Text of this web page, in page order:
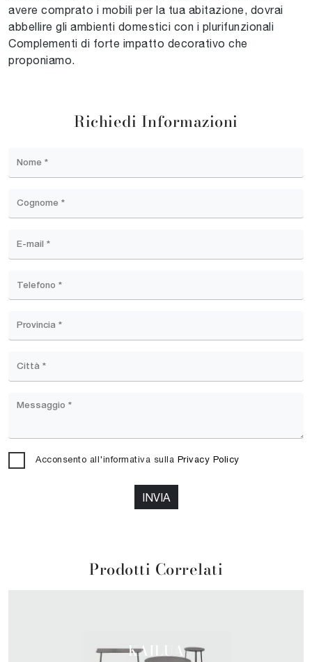
avere comprato i mobili per la tua abitazione, dovrai
abbellire gli ambienti domestici con i plurifunzionali
Complementi di forte impatto decorativo che
proponiamo.
Prodotti Correlati
KAILUA
Richiedi Informazioni
Acconsento all'informativa sulla Privacy Policy
INVIA